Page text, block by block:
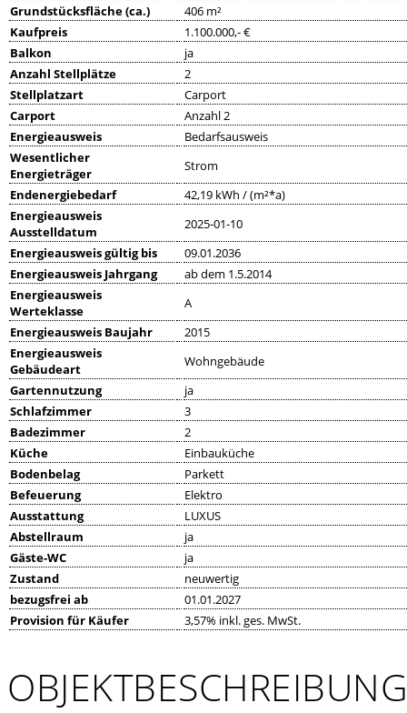
Grundstücksfläche (ca.)
406 m²
Kaufpreis
1.100.000,- €
Balkon
ja
Anzahl Stellplätze
2
Stellplatzart
Carport
Carport
Anzahl 2
Energieausweis
Bedarfsausweis
Wesentlicher
Energieträger
Strom
Endenergiebedarf
42,19 kWh / (m²*a)
Energieausweis
Ausstelldatum
2025-01-10
Energieausweis gültig bis
09.01.2036
Energieausweis Jahrgang
ab dem 1.5.2014
Energieausweis
Werteklasse
A
Energieausweis Baujahr
2015
Energieausweis
Gebäudeart
Wohngebäude
Gartennutzung
ja
Schlafzimmer
3
Badezimmer
2
Küche
Einbauküche
Bodenbelag
Parkett
Befeuerung
Elektro
Ausstattung
LUXUS
Abstellraum
ja
Gäste-WC
ja
Zustand
neuwertig
bezugsfrei ab
01.01.2027
Provision für Käufer
3,57% inkl. ges. MwSt.
OBJEKTBESCHREIBUNG